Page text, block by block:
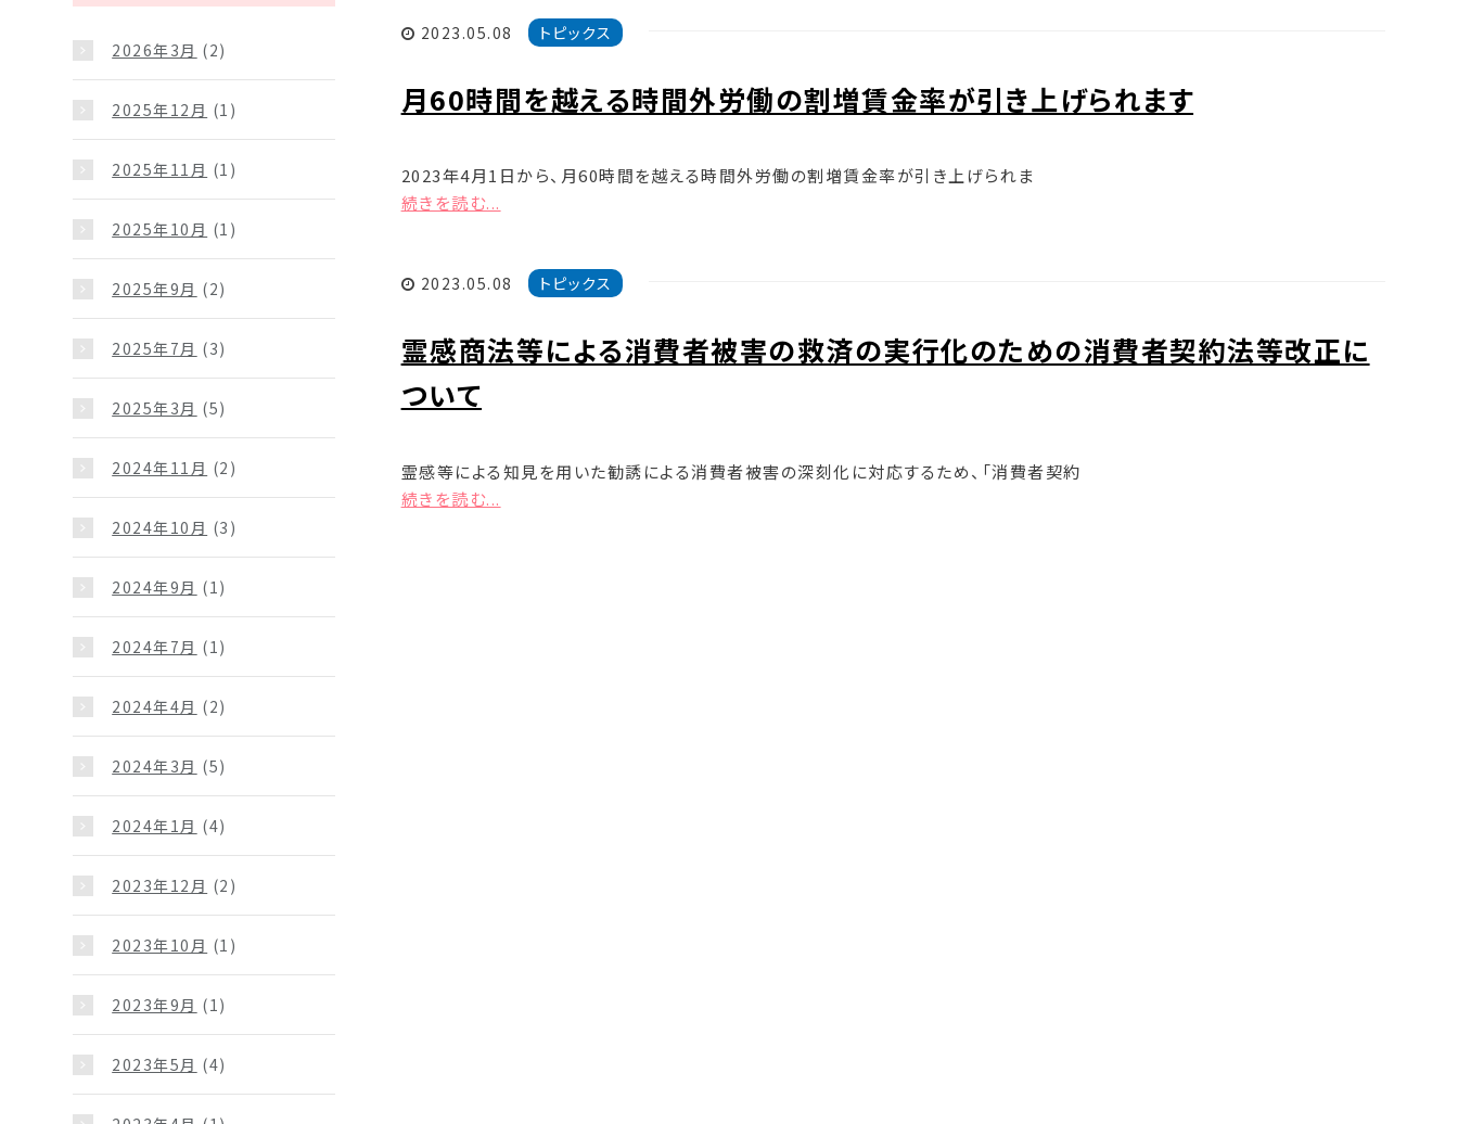
2023.05.08 トピックス
月60時間を越える時間外労働の割増賃金率が引き上げられます
2023年4月1日から、月60時間を越える時間外労働の割増賃金率が引き上げられま
続きを読む...
2023.05.08 トピックス
霊感商法等による消費者被害の救済の実行化のための消費者契約法等改正に
ついて
霊感等による知見を用いた勧誘による消費者被害の深刻化に対応するため、「消費者契約
続きを読む...
2026年3月 (2)
2025年12月 (1)
2025年11月 (1)
2025年10月 (1)
2025年9月 (2)
2025年7月 (3)
2025年3月 (5)
2024年11月 (2)
2024年10月 (3)
2024年9月 (1)
2024年7月 (1)
2024年4月 (2)
2024年3月 (5)
2024年1月 (4)
2023年12月 (2)
2023年10月 (1)
2023年9月 (1)
2023年5月 (4)